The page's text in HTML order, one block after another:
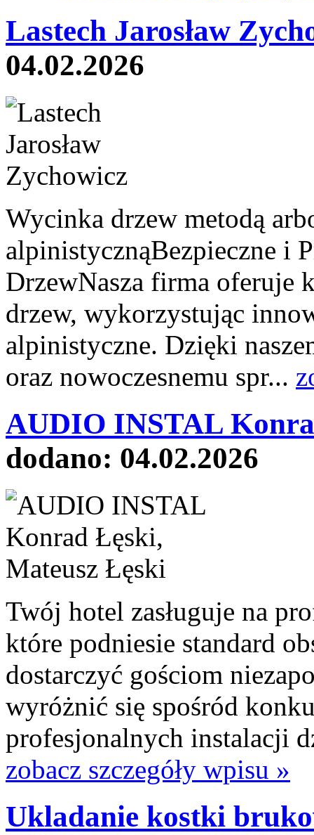
Lastech Jarosław
04.02.2026
Wycinka drzew metodą
alpinistycznąBezpieczne i
DrzewNasza firma oferuje
drzew, wykorzystując
alpinistyczne. Dzięki
oraz nowoczesnemu spr...
AUDIO INSTAL
dodano: 04.02.2026
Twój hotel zasługuje na
które podniesie standard
dostarczyć gościom
wyróżnić się spośród
profesjonalnych instalacji
zobacz szczegóły wpisu »
Ukladanie kostki